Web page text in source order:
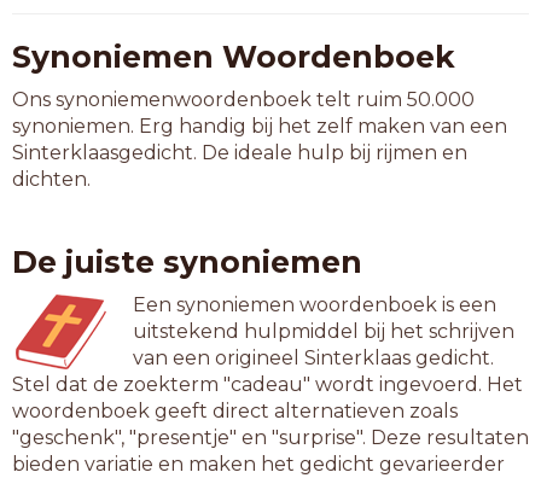
Synoniemen Woordenboek
Ons synoniemenwoordenboek telt ruim 50.000
synoniemen. Erg handig bij het zelf maken van een
Sinterklaasgedicht. De ideale hulp bij rijmen en
dichten.
De juiste synoniemen
Een synoniemen woordenboek is een
uitstekend hulpmiddel bij het schrijven
van een origineel Sinterklaas gedicht.
Stel dat de zoekterm "cadeau" wordt ingevoerd. Het
woordenboek geeft direct alternatieven zoals
"geschenk", "presentje" en "surprise". Deze resultaten
bieden variatie en maken het gedicht gevarieerder